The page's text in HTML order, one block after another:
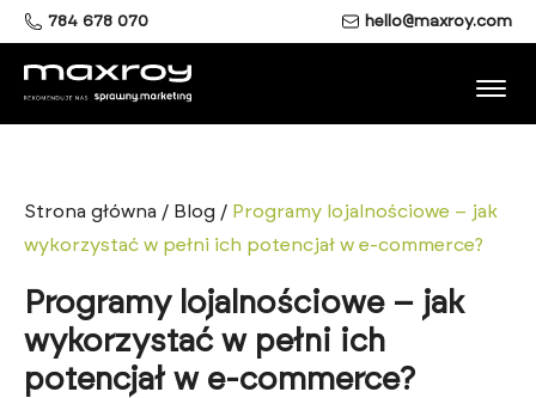
784 678 070 hello@maxroy.com
Strona główna / Blog / Programy lojalnościowe – jak
wykorzystać w pełni ich potencjał w e-commerce?
Programy lojalnościowe – jak
wykorzystać w pełni ich
potencjał w e-commerce?